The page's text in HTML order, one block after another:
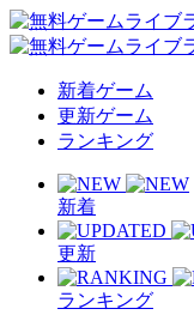
新着ゲーム
更新ゲーム
ランキング
新着
更新
ランキング